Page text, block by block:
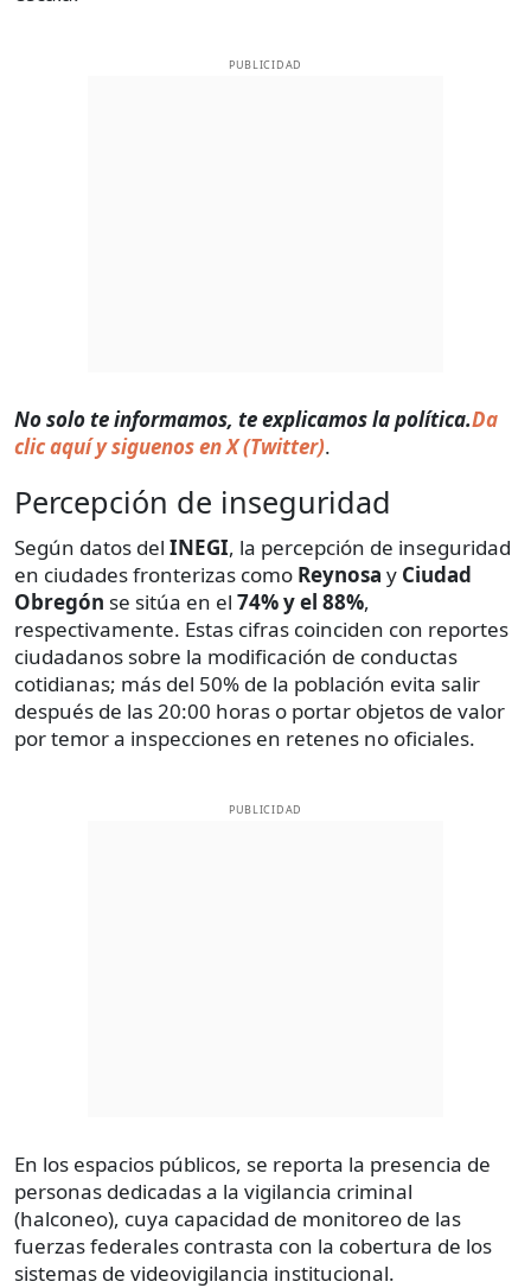
PUBLICIDAD
No solo te informamos, te explicamos la política.Da
clic aquí y siguenos en X (Twitter).
Percepción de inseguridad
Según datos del INEGI, la percepción de inseguridad
en ciudades fronterizas como Reynosa y Ciudad
Obregón se sitúa en el 74% y el 88%,
respectivamente. Estas cifras coinciden con reportes
ciudadanos sobre la modificación de conductas
cotidianas; más del 50% de la población evita salir
después de las 20:00 horas o portar objetos de valor
por temor a inspecciones en retenes no oficiales.
PUBLICIDAD
En los espacios públicos, se reporta la presencia de
personas dedicadas a la vigilancia criminal
(halconeo), cuya capacidad de monitoreo de las
fuerzas federales contrasta con la cobertura de los
sistemas de videovigilancia institucional.